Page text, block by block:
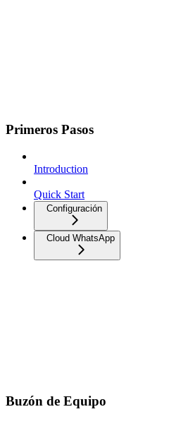
Primeros Pasos
Introduction
Quick Start
Configuración
Cloud WhatsApp
Buzón de Equipo